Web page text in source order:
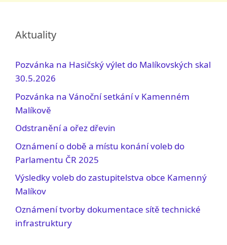
Aktuality
Pozvánka na Hasičský výlet do Malíkovských skal
30.5.2026
Pozvánka na Vánoční setkání v Kamenném
Malíkově
Odstranění a ořez dřevin
Oznámení o době a místu konání voleb do
Parlamentu ČR 2025
Výsledky voleb do zastupitelstva obce Kamenný
Malíkov
Oznámení tvorby dokumentace sítě technické
infrastruktury